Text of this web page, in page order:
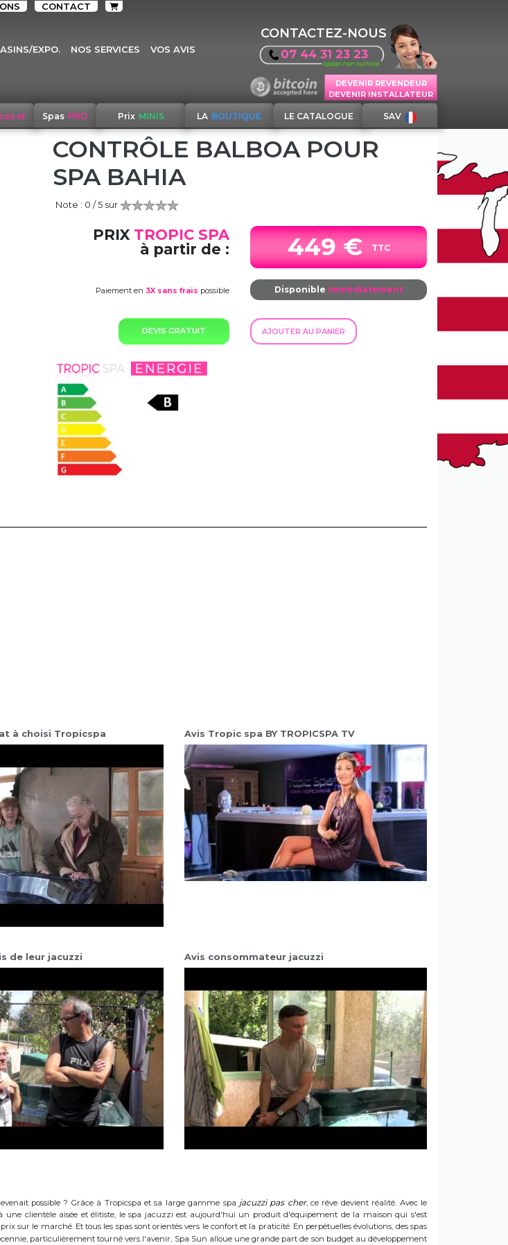
CONTACT
EXPO. NOS SERVICES VOS AVIS
CONTACTEZ-NOUS
07 44 31 23 23
DEVENIR REVENDEUR
DEVENIR INSTALLATEUR
et Spas PRO Prix MINIS LA BOUTIQUE LE CATALOGUE SAV
CONTRÔLE BALBOA POUR
SPA BAHIA
Note : 0 / 5 sur
PRIX TROPIC SPA
à partir de :
449 € TTC
Paiement en 3X sans frais possible Disponible immédiatement
DEVIS GRATUIT AJOUTER AU PANIER
à choisi Tropicspa Avis Tropic spa BY TROPICSPA TV
de leur jacuzzi Avis consommateur jacuzzi
possible ? Grâce à Tropicspa et sa large gamme spa jacuzzi pas cher, ce rêve devient réalité. Avec le
une clientèle aisée et élitiste, le spa jacuzzi est aujourd'hui un produit d'équipement de la maison qui s'est
le marché. Et tous les spas sont orientés vers le confort et la praticité. En perpétuelles évolutions, des spas
particulièrement tourné vers l'avenir, Spa Sun alloue une grande part de son budget au développement